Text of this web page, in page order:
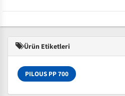
Ürün Etiketleri
PILOUS PP 700